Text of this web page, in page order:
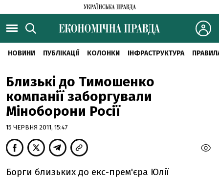
НОВИНИ ПУБЛІКАЦІЇ КОЛОНКИ ІНФРАСТРУКТУРА
Близькі до Тимошенко
компанії заборгували
Міноборони Росії
15 ЧЕРВНЯ 2011, 15:47
Борги близьких до екс-прем'єра Юлії